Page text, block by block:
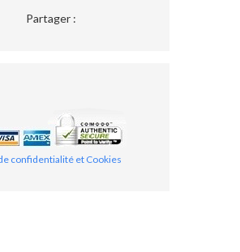
Partager :
confidentialité et Cookies